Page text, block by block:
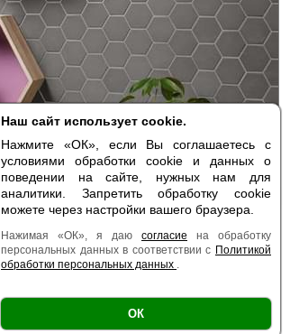
Наш сайт использует cookie.
Нажмите «ОК», если Вы соглашаетесь с
условиями обработки cookie и данных о
поведении на сайте, нужных нам для
аналитики. Запретить обработку cookie
можете через настройки вашего браузера.
Нажимая «ОК», я даю согласие на обработку
персональных данных в соответствии с Политикой
обработки персональных данных .
ОК
Есть образцы